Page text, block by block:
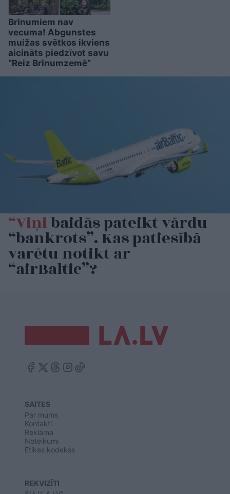
Brīnumiem nav
vecuma! Abgunstes
muižas svētkos ikviens
aicināts piedzīvot savu
“Reiz Brīnumzemē”
“Viņibaidās pateikt vārdu
“bankrots”. Kas patiesībā
varētu notikt ar
“airBaltic”?
SAITES
Par mums
Kontakti
Reklāma
Noteikumi
Ētikas kodekss
REKVIZĪTI